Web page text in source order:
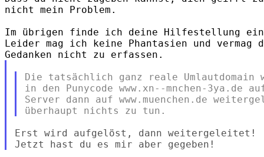
nicht mein Problem.
Im übrigen finde ich deine Hilfestellung
Leider mag ich keine Phantasien und
Die tatsächlich ganz reale Umlautdomain
in den Punycode www.xn--mnchen-3ya.de
Server dann auf www.muenchen.de
Erst wird aufgelöst, dann weitergeleitet!